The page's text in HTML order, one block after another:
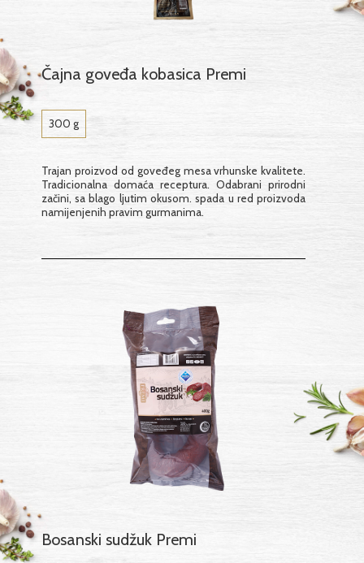
Čajna goveđa kobasica Premi
300 g
Trajan proizvod od goveđeg mesa vrhunske kvalitete.
Tradicionalna domaća receptura. Odabrani prirodni
začini, sa blago ljutim okusom. spada u red proizvoda
namijenjenih pravim gurmanima.
Bosanski sudžuk Premi